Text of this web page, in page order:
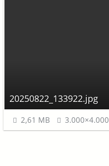
20250822_133922.jpg
2,61 MB 3.000×4.000